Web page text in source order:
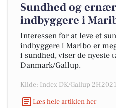
Sundhed og
indbyggere i
Interessen for at leve et
indbyggere i Maribo er
i sundhed, viser de nyeste
Danmark/Gallup.
Kilde: Index DK/Gallup
Læs hele artiklen her